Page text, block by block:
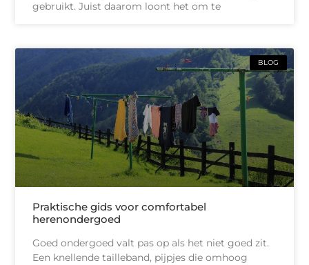
gebruikt. Juist daarom loont het om te
BLOG
Praktische gids voor comfortabel
herenondergoed
Goed ondergoed valt pas op als het niet goed zit.
Een knellende tailleband, pijpjes die omhoog